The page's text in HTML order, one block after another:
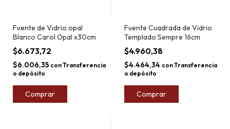
Fuente de Vidrio opal
Blanco Carol Opal x30cm
$6.673,72
$6.006,35 conTransferencia
o depósito
Comprar
Fuente Cuadrada de Vidrio
Templado Sempre 16cm
$4.960,38
$4.464,34 conTransferencia
o depósito
Comprar